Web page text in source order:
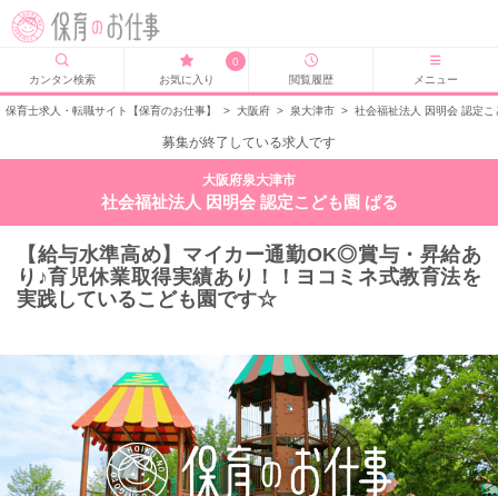
カンタン検索
0
お気に入り
閲覧履歴 メニュー
保育士求人・転職サイト【保育のお仕事】 > 大阪府 > 泉大津市 > 社会福祉法人 因明会 認定
募集が終了している求人です
大阪府泉大津市
社会福祉法人 因明会 認定こども園 ぱる
【給与水準高め】マイカー通勤OK◎賞与・昇給あ
り♪育児休業取得実績あり！！ヨコミネ式教育法を
実践しているこども園です☆